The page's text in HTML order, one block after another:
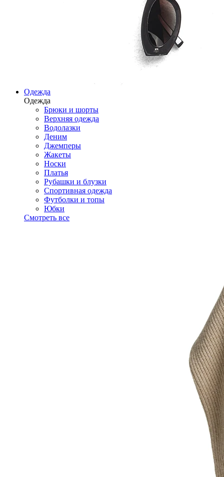
Одежда
Одежда
Брюки и шорты
Верхняя одежда
Водолазки
Деним
Джемперы
Жакеты
Носки
Платья
Рубашки и блузки
Спортивная одежда
Футболки и топы
Юбки
Смотреть все